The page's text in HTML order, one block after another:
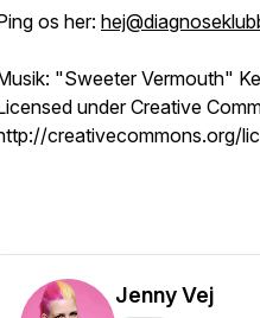
os her:
"Sweeter Vermouth"
under Creative
creativecommons.org/
Jenny Vej